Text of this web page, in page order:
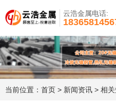
云浩金属电话:
当前位置： 首页 > 新闻资讯 > 相